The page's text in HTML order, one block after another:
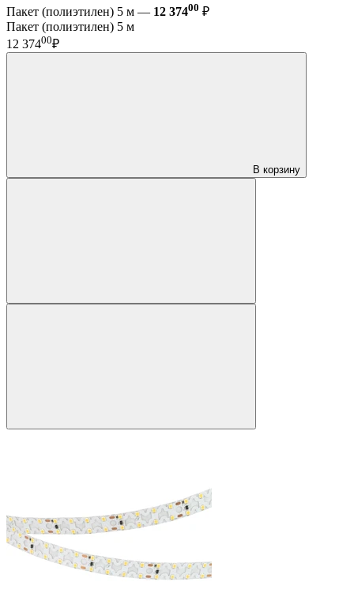
Пакет (полиэтилен) 5 м — 12 37400 ₽
Пакет (полиэтилен) 5 м
12 37400₽
В корзину